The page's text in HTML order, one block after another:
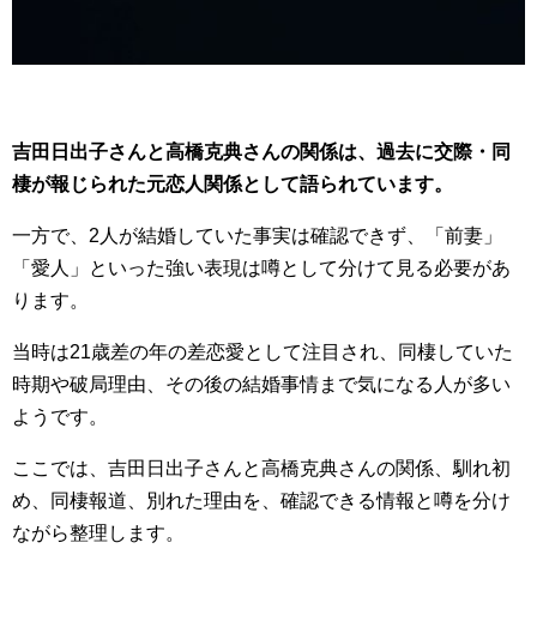
吉田日出子さんと高橋克典さんの関係は、過去に交際・同
棲が報じられた元恋人関係として語られています。
一方で、2人が結婚していた事実は確認できず、「前妻」
「愛人」といった強い表現は噂として分けて見る必要があ
ります。
当時は21歳差の年の差恋愛として注目され、同棲していた
時期や破局理由、その後の結婚事情まで気になる人が多い
ようです。
ここでは、吉田日出子さんと高橋克典さんの関係、馴れ初
め、同棲報道、別れた理由を、確認できる情報と噂を分け
ながら整理します。